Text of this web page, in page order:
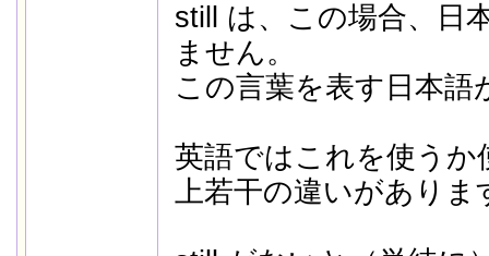
still は、この場合、日
ません。
この言葉を表す日本語
英語ではこれを使うか
上若干の違いがありま